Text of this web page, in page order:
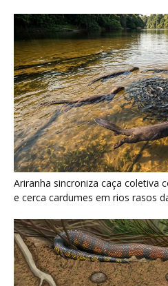
Ariranha sincroniza caça coletiva
e cerca cardumes em rios rasos